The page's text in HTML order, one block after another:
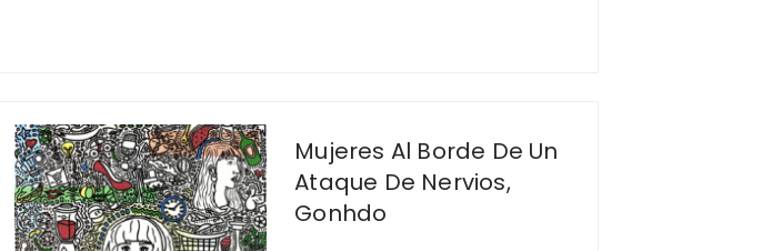
Mujeres Al Borde De Un
Ataque De Nervios,
Gonhdo